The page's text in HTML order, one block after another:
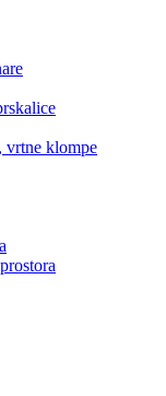
vrtne klompe